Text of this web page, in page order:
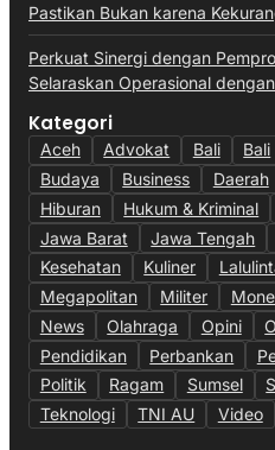
Pastikan Bukan karena
Perkuat Sinergi dengan
Selaraskan Operasional
Kategori
Aceh Advokat Bali Bali
Budaya
Business Daerah
Hiburan
Hukum & Kriminal
Jawa Barat
Jawa Tengah
Kesehatan
Kuliner
Megapolitan
Militer
News
Olahraga Opini
Pendidikan
Perbankan
Politik
Ragam Sumsel
Teknologi
TNI AU Video